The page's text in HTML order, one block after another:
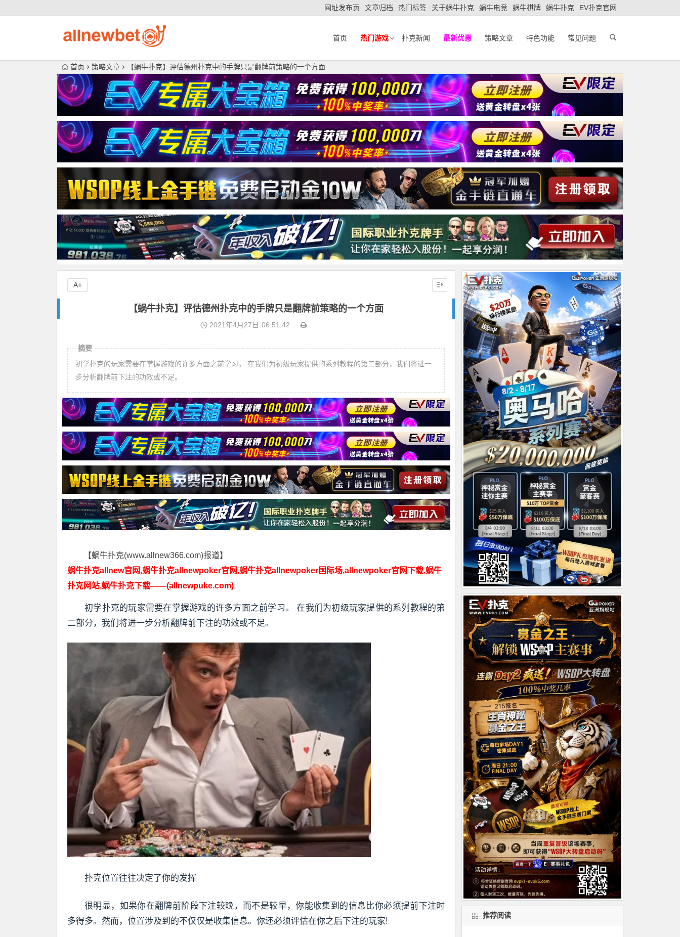
网址发布页 文章归档 热门标签 关于蜗牛扑克 蜗牛电竞 蜗牛棋牌 蜗牛扑克 EV扑克官网
首页 热门游戏 扑克新闻 最新优惠 策略文章 特色功能 常见问题
首页 策略文章 【蜗牛扑克】评估德州扑克中的手牌只是翻牌前策略的一个方面
【蜗牛扑克】评估德州扑克中的手牌只是翻牌前策略的一个方面
2021年4月27日 06:51:42
摘要
初学扑克的玩家需要在掌握游戏的许多方面之前学习。 在我们为初级玩家提供的系列教程的第二部分，我们将进一
步分析翻牌前下注的功效或不足。
【蜗牛扑克(www.allnew366.com)报道】
蜗牛扑克allnew官网,蜗牛扑克allnewpoker官网,蜗牛扑克allnewpoker国际场,allnewpoker官网下载,蜗牛
扑克网站,蜗牛扑克下载——(allnewpuke.com)
初学扑克的玩家需要在掌握游戏的许多方面之前学习。 在我们为初级玩家提供的系列教程的第
二部分，我们将进一步分析翻牌前下注的功效或不足。
扑克位置往往决定了你的发挥
很明显，如果你在翻牌前阶段下注较晚，而不是较早，你能收集到的信息比你必须提前下注时
多得多。然而，位置涉及到的不仅仅是收集信息。你还必须评估在你之后下注的玩家!
A+
推荐阅读